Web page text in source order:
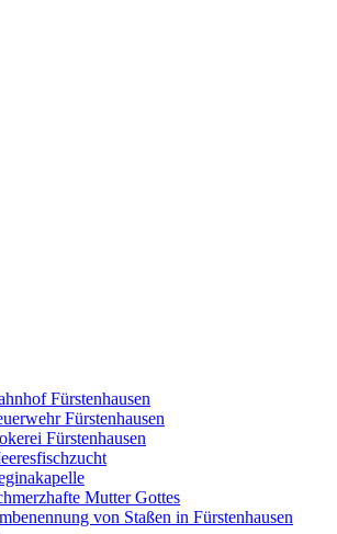
Fürstenhausen
Fürstenhausen
Fürstenhausen
Mutter Gottes
von Staßen in Fürstenhausen